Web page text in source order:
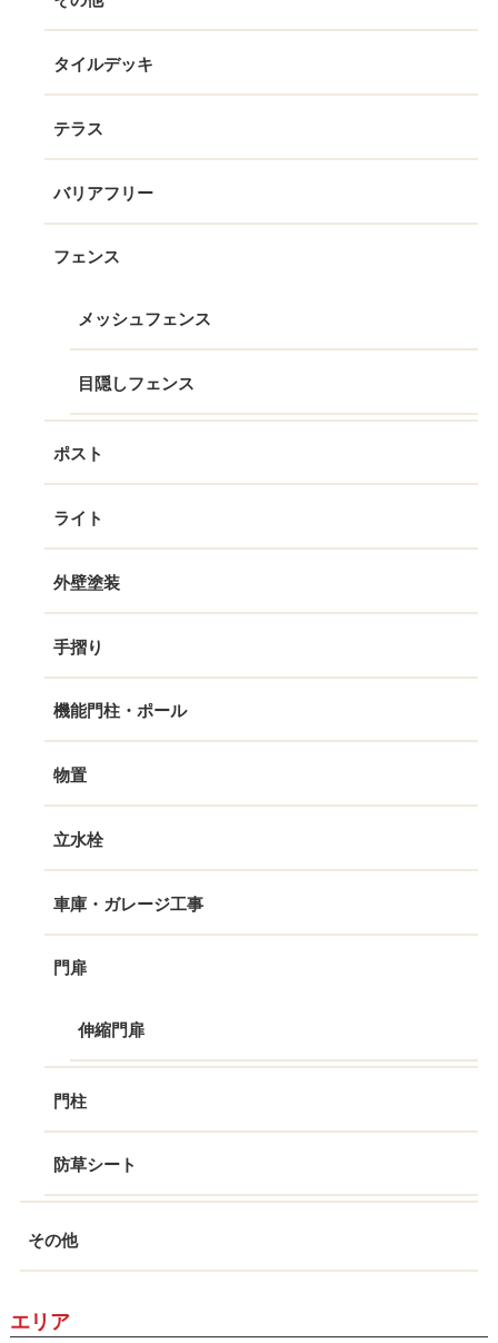
タイルデッキ
テラス
バリアフリー
フェンス
メッシュフェンス
目隠しフェンス
ポスト
ライト
外壁塗装
手摺り
機能門柱・ポール
物置
立水栓
車庫・ガレージ工事
門扉
伸縮門扉
門柱
防草シート
その他
エリア